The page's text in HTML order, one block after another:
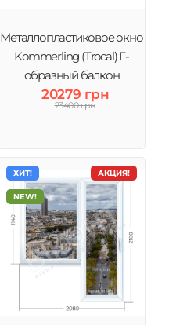
Металлопластиковое окно
Kommerling (Trocal) Г-
образный балкон
панельный дом
20279 грн
23400 грн
АКЦИЯ!
ХИТ!
NEW!